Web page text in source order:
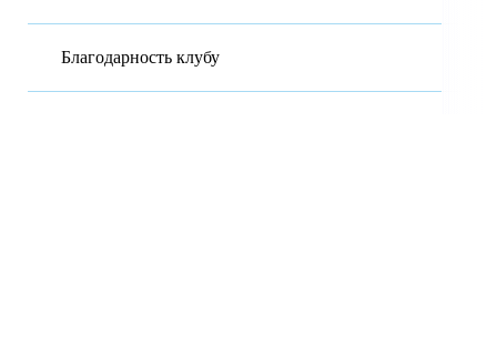
Благодарность клубу